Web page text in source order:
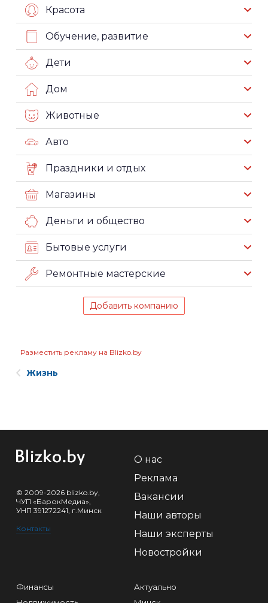
Красота
Обучение, развитие
Дети
Дом
Животные
Авто
Праздники и отдых
Магазины
Деньги и общество
Бытовые услуги
Ремонтные мастерские
Добавить компанию
Разместить рекламу на Blizko.by
Жизнь
© 2009-2026 blizko.by,
ЧУП «БарокМедиа»,
УНП 391272241, г.Минск
Контакты
О нас
Реклама
Вакансии
Наши авторы
Наши эксперты
Новостройки
Финансы
Актуально